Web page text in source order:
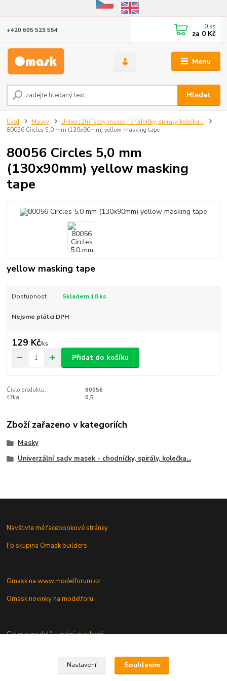
Eshop v provozu do 31.10.2026
Menu
Hledat
+420 605 523 554 0 ks
za 0 Kč
Úvod Masky
Univerzální sady masek - chodníčky, spirály, kolečka...
80056 Circles 5,0 mm (130x90mm) yellow masking tape
80056 Circles 5,0 mm
(130x90mm) yellow masking
tape
yellow masking tape
Dostupnost Skladem 10 ks
Nejsme plátci DPH
129 Kč/ks
Přidat do košíku
Číslo produktu:
80056
šířka:
0,5
Zboží zařazeno v kategoriích
Masky
Univerzální sady masek - chodníčky, spirály, kolečka...
Navštivte mé facebookové stránky
Fb skupina Omask builders
Omask na www.modelforum.cz
Omask novinky na modelforu
Galerie modelů s mými maskami
Nastavení Souhlasím